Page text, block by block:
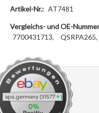
Artikel-Nr.: AT7481
Vergleichs- und OE-
7700431713,
QSRPA265,